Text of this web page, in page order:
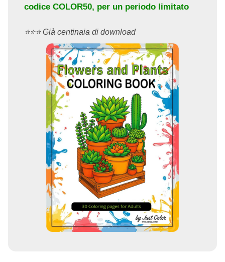
codice COLOR50, per un periodo limitato
⭐️⭐️⭐️ Già centinaia di download